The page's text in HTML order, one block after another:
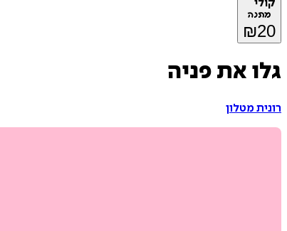
קולי
מתנה
₪20
גלו את פניה
רונית מטלון